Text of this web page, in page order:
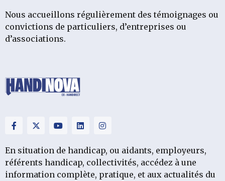
Nous accueillons régulièrement des témoignages ou
convictions de particuliers, d’entreprises ou
d’associations.
En situation de handicap, ou aidants, employeurs,
référents handicap, collectivités, accédez à une
information complète, pratique, et aux actualités du